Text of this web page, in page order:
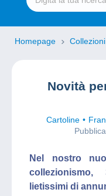
Homepage Collezioni
Novità
Cartoline
Nel nostro
lietissimi di